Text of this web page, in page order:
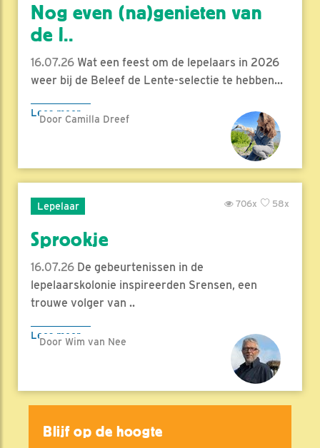
Nog even (na)genieten van
de l..
16.07.26 Wat een feest om de lepelaars in 2026
weer bij de Beleef de Lente-selectie te hebben...
Lees meer
Door Camilla Dreef
Lepelaar 58x
706x
Sprookje
16.07.26 De gebeurtenissen in de
lepelaarskolonie inspireerden Srensen, een
trouwe volger van ..
Lees meer
Door Wim van Nee
Blijf op de hoogte